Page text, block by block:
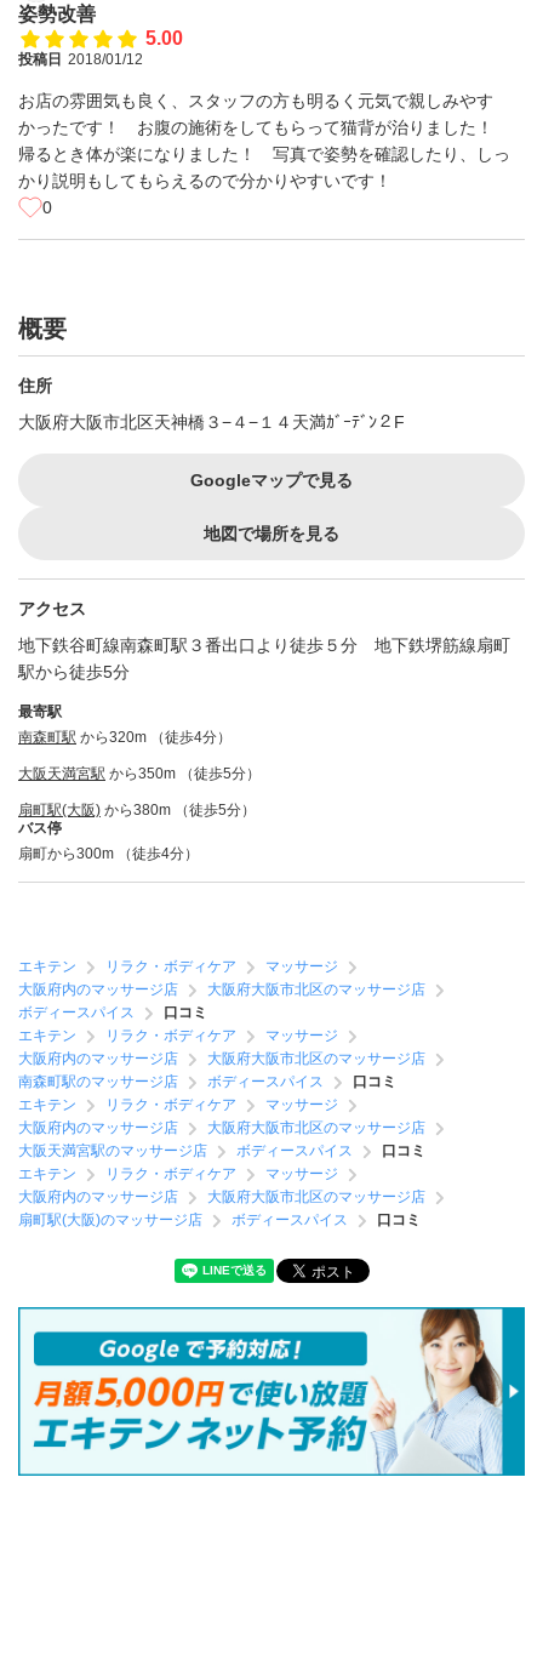
姿勢改善
5.00
投稿日 2018/01/12
お店の雰囲気も良く、スタッフの方も明るく元気で親しみやす
かったです！ お腹の施術をしてもらって猫背が治りました！
帰るとき体が楽になりました！ 写真で姿勢を確認したり、しっ
かり説明もしてもらえるので分かりやすいです！
0
概要
住所
大阪府大阪市北区天神橋３−４−１４天満ｶﾞｰﾃﾞﾝ２F
Googleマップで見る
地図で場所を見る
アクセス
地下鉄谷町線南森町駅３番出口より徒歩５分 地下鉄堺筋線扇町
駅から徒歩5分
最寄駅
南森町駅 から320m （徒歩4分）
大阪天満宮駅 から350m （徒歩5分）
扇町駅(大阪) から380m （徒歩5分）
バス停
扇町から300m （徒歩4分）
エキテン リラク・ボディケア
マッサージ
大阪府内のマッサージ店
大阪府大阪市北区のマッサージ店
ボディースパイス
口コミ
エキテン
リラク・ボディケア
マッサージ
大阪府内のマッサージ店
大阪府大阪市北区のマッサージ店
南森町駅のマッサージ店
ボディースパイス
口コミ
エキテン
リラク・ボディケア
マッサージ
大阪府内のマッサージ店
大阪府大阪市北区のマッサージ店
大阪天満宮駅のマッサージ店
ボディースパイス
口コミ
エキテン
リラク・ボディケア
マッサージ
大阪府内のマッサージ店
大阪府大阪市北区のマッサージ店
扇町駅(大阪)のマッサージ店
ボディースパイス 口コミ